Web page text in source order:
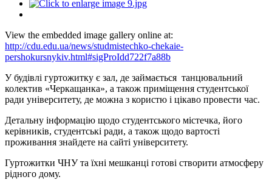
View the embedded image gallery online at:
http://cdu.edu.ua/news/studmistechko-chekaie-
pershokursnykiv.html#sigProIdd722f7a88b
У будівлі гуртожитку є зал, де займається танцювальний
колектив «Черкащанка», а також приміщення студентської
ради університету, де можна з користю і цікаво провести час.
Детальну інформацію щодо студентського містечка, його
керівників, студентські ради, а також щодо вартості
проживання знайдете на сайті університету.
Гуртожитки ЧНУ та їхні мешканці готові створити атмосферу
рідного дому.